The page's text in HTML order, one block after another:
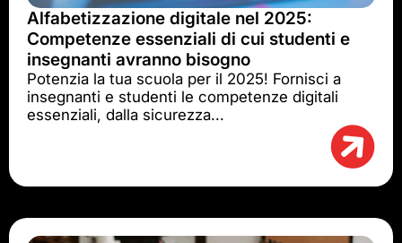
Alfabetizzazione digitale nel 2025:
Competenze essenziali di cui studenti e
insegnanti avranno bisogno
Potenzia la tua scuola per il 2025! Fornisci a
insegnanti e studenti le competenze digitali
essenziali, dalla sicurezza...